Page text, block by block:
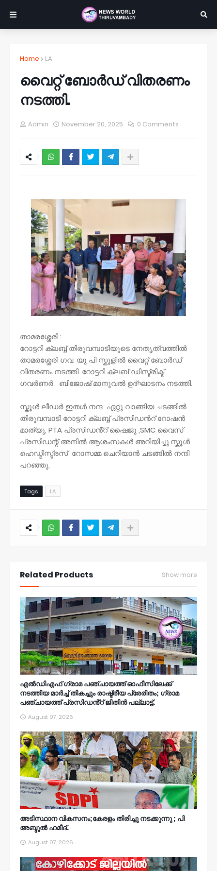
Home LA
വൈറ്റ് ബോർഡ് വിതരണം
നടത്തി.
Admin November 20, 2025 0 Comments
താമരശ്ശേരി :
റോട്ടറി ക്ലബ്ബ് തിരുവമ്പാടിയുടെ നേതൃത്വത്തിൽ
താമരശ്ശേരി ഗവ: യു പി സ്കൂളിൽ വൈറ്റ് ബോർഡ്
വിതരണം നടത്തി. റോട്ടറി ക്ലബ് ഡിസ്ട്രിക്ട്
ഗവർണർ ബിജോഷ് മാനുവൽ ഉദ്ഘാടനം നടത്തി.
സ്കൂൾ ലീഡർ ഇതൾ നന്ദ ഏറ്റു വാങ്ങിയ ചടങ്ങിൽ
തിരുവമ്പാടി റോട്ടറി ക്ലബ്ബ് പ്രസിഡൻറ് റോഷൻ
മാത്യു, PTA പ്രസിഡൻ്റ് ഷൈജു ,SMC വൈസ്
പ്രസിഡന്റ് അനിൽ ആശംസകൾ അറിയിച്ചു.സ്കൂൾ
ഹെഡ്മിസ്ട്രസ് റോസമ്മ ചെറിയാൻ ചടങ്ങിൽ നന്ദി
പറഞ്ഞു.
Tags LA
Related Products Show more
എൽഡിഎഫ് ഗ്രാമ പഞ്ചായത്ത് ഓഫീസിലേക്ക്
നടത്തിയ മാർച്ച് തികച്ചും രാഷ്ട്രീയ പ്രേരിതം; ഗ്രാമ
പഞ്ചായത്ത് പ്രസിഡൻ്റ് ജിതിൻ പല്ലാട്ട്.
August 07, 2026
അടിസ്ഥാന വികസനം;കേരളം തിരിച്ചു നടക്കുന്നു ; പി
അബ്ദുൽ ഹമീദ്.
August 07, 2026